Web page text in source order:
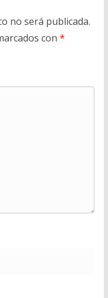
no será publicada.
con *